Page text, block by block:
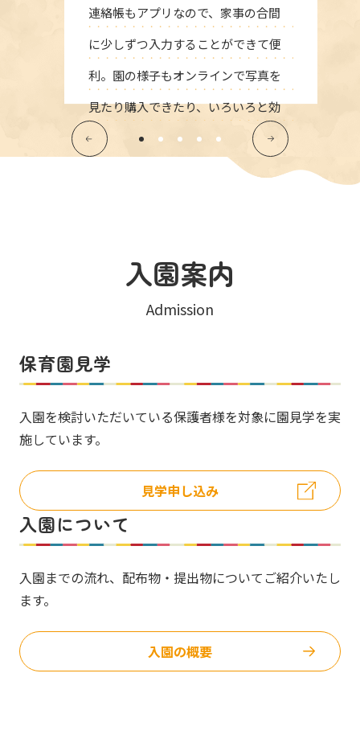
連絡帳もアプリなので、家事の合間
に少しずつ入力することができて便
利。園の様子もオンラインで写真を
見たり購入できたり、いろいろと効
率化されています。
入園案内
Admission
保育園見学
入園を検討いただいている保護者様を対象に園見学を実
施しています。
見学申し込み
入園について
入園までの流れ、配布物・提出物についてご紹介いたし
ます。
入園の概要